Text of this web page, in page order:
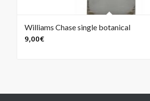
Williams Chase single botanical
9,00€